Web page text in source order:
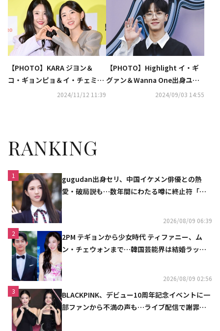
【PHOTO】KARA ジヨン＆
コ・ギョンピョ＆イ・チェミン
ら、映画「デリバリー」VIP試
2024/11/12 11:39
【PHOTO】Highlight イ・ギ
グァン＆Wanna One出身ユ
ン・ジソンら「ソウルファッシ
2024/09/03 14:55
RANKING
1
gugudan出身セリ、中国イケメン俳優との熱
愛・破局説も…数年間にわたる噂に終止符「邪
2026/08/09 06:39
2
2PM テギョンから少女時代 ティファニー、ム
ン・チェウォンまで…韓国芸能界は結婚ラッシ
2026/08/09 02:56
3
BLACKPINK、デビュー10周年記念イベントに一
部ファンから不満の声も…ライブ配信で謝罪